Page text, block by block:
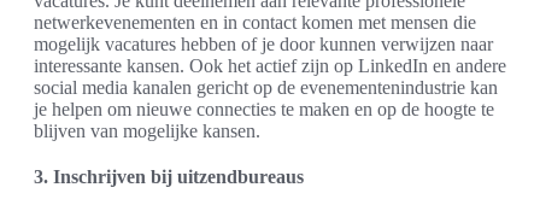
netwerkevenementen en in contact komen met mensen die
mogelijk vacatures hebben of je door kunnen verwijzen naar
interessante kansen. Ook het actief zijn op LinkedIn en andere
social media kanalen gericht op de evenementenindustrie kan
je helpen om nieuwe connecties te maken en op de hoogte te
blijven van mogelijke kansen.
3. Inschrijven bij uitzendbureaus